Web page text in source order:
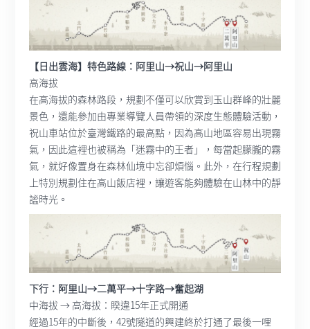
【日出雲海】特色路線：阿里山→祝山→阿里山
高海拔
在高海拔的森林路段，規劃不僅可以欣賞到玉山群峰的壯麗
景色，還能參加由專業導覽人員帶領的深度生態體驗活動，
祝山車站位於臺灣鐵路的最高點，因為高山地區容易出現霧
氣，因此這裡也被稱為「迷霧中的王者」，每當起朦朧的霧
氣，就好像置身在森林仙境中忘卻煩惱。此外，在行程規劃
上特別規劃住在高山飯店裡，讓遊客能夠體驗在山林中的靜
謐時光。
下行：阿里山→二萬平→十字路→奮起湖
中海拔 → 高海拔：睽違15年正式開通
經過15年的中斷後，42號隧道的興建終於打通了最後一哩